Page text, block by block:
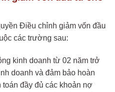
Điều chỉnh giảm vốn đầu
các trường sau:
kinh doanh từ 02 năm trở
doanh và đảm bảo hoàn
đầy đủ các khoản nợ